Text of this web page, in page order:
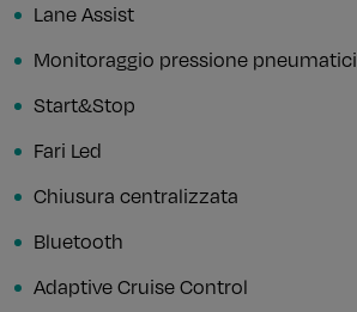
Lane Assist
Monitoraggio pressione pneumatici
Start&Stop
Fari Led
Chiusura centralizzata
Bluetooth
Adaptive Cruise Control